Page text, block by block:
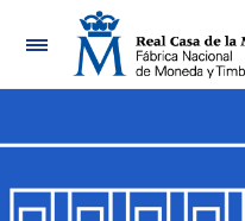
Navegación